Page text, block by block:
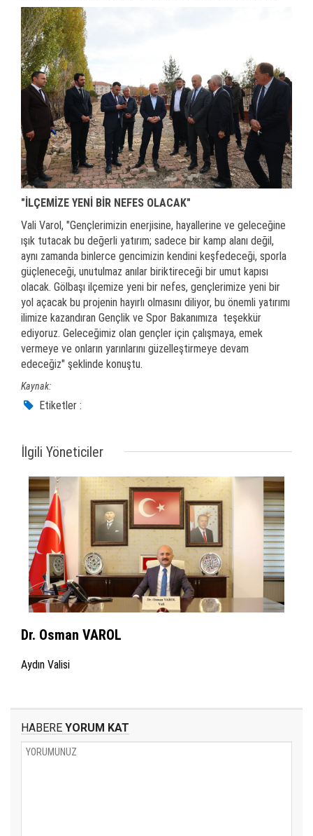
"İLÇEMİZE YENİ BİR NEFES OLACAK"
Vali Varol, "Gençlerimizin enerjisine, hayallerine ve geleceğine
ışık tutacak bu değerli yatırım; sadece bir kamp alanı değil,
aynı zamanda binlerce gencimizin kendini keşfedeceği, sporla
güçleneceği, unutulmaz anılar biriktireceği bir umut kapısı
olacak. Gölbaşı ilçemize yeni bir nefes, gençlerimize yeni bir
yol açacak bu projenin hayırlı olmasını diliyor, bu önemli yatırımı
ilimize kazandıran Gençlik ve Spor Bakanımıza teşekkür
ediyoruz. Geleceğimiz olan gençler için çalışmaya, emek
vermeye ve onların yarınlarını güzelleştirmeye devam
edeceğiz" şeklinde konuştu.
Kaynak:
Etiketler :
İlgili Yöneticiler
Dr. Osman VAROL
Aydın Valisi
HABERE YORUM KAT